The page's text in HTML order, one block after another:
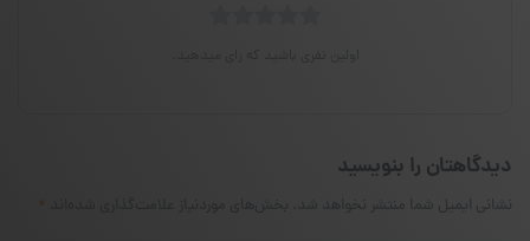
دیدگاهتان را بنویسید
نشانی ایمیل شما منتشر نخواهد شد. *